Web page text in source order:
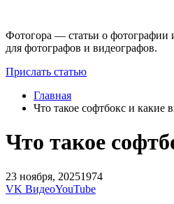
Фотогора — статьи о фотографии
для фотографов и видеографов.
Прислать статью
Главная
Что такое софтбокс и какие
Что такое
23 ноября, 20251974
VK ВидеоYouTube